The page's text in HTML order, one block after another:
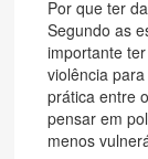
Por que ter
Segundo as
importante
violência
prática entre
pensar em
menos